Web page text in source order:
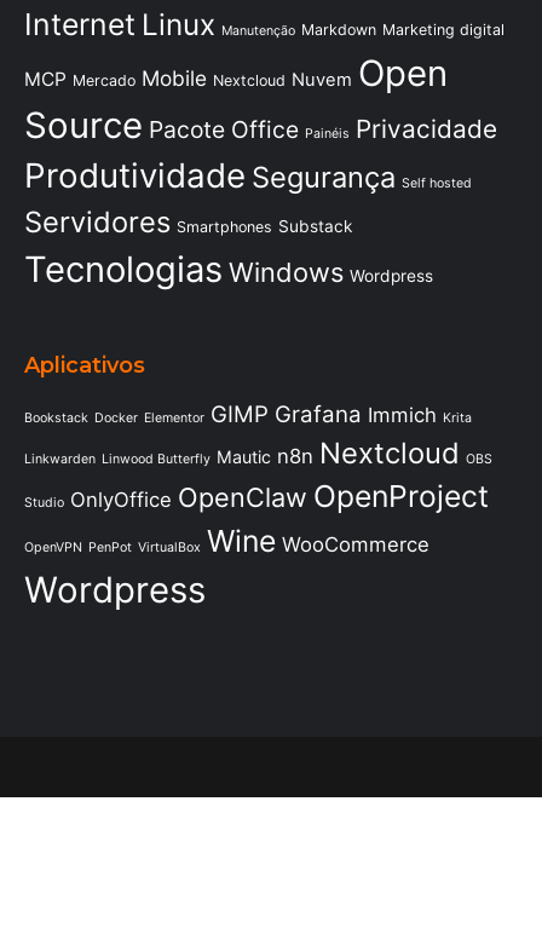
Internet Linux Manutenção Markdown Marketing digital
MCP Mercado Mobile Nextcloud Nuvem Open
Source Pacote Office Painéis Privacidade
Produtividade Segurança Self hosted
Servidores Smartphones Substack
Tecnologias Windows Wordpress
Aplicativos
Bookstack Docker Elementor GIMP Grafana Immich Krita
Linkwarden Linwood Butterfly Mautic n8n Nextcloud OBS
Studio OnlyOffice OpenClaw OpenProject
OpenVPN PenPot VirtualBox Wine WooCommerce
Wordpress